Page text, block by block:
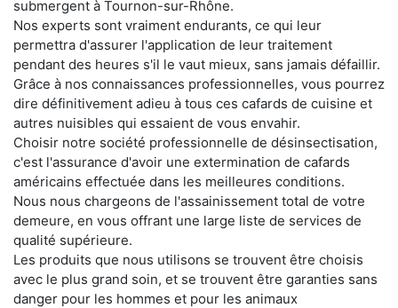
submergent à Tournon-sur-Rhône.
Nos experts sont vraiment endurants, ce qui leur
permettra d'assurer l'application de leur traitement
pendant des heures s'il le vaut mieux, sans jamais défaillir.
Grâce à nos connaissances professionnelles, vous pourrez
dire définitivement adieu à tous ces cafards de cuisine et
autres nuisibles qui essaient de vous envahir.
Choisir notre société professionnelle de désinsectisation,
c'est l'assurance d'avoir une extermination de cafards
américains effectuée dans les meilleures conditions.
Nous nous chargeons de l'assainissement total de votre
demeure, en vous offrant une large liste de services de
qualité supérieure.
Les produits que nous utilisons se trouvent être choisis
avec le plus grand soin, et se trouvent être garanties sans
danger pour les hommes et pour les animaux